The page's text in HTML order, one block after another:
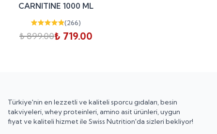
CARNITINE 1000 ML
(266)
₺ 899.00₺ 719.00
Türkiye'nin en lezzetli ve kaliteli sporcu gıdaları, besin
takviyeleri, whey proteinleri, amino asit ürünleri, uygun
fiyat ve kaliteli hizmet ile Swiss Nutrition'da sizleri bekliyor!